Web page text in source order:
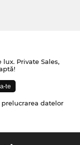
Private Sales,
datelor